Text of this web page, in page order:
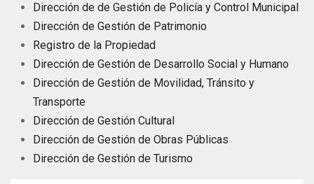
Dirección de de Gestión de Policía y Control Municipal
Dirección de Gestión de Patrimonio
Registro de la Propiedad
Dirección de Gestión de Desarrollo Social y Humano
Dirección de Gestión de Movilidad, Tránsito y
Transporte
Dirección de Gestión Cultural
Dirección de Gestión de Obras Públicas
Dirección de Gestión de Turismo